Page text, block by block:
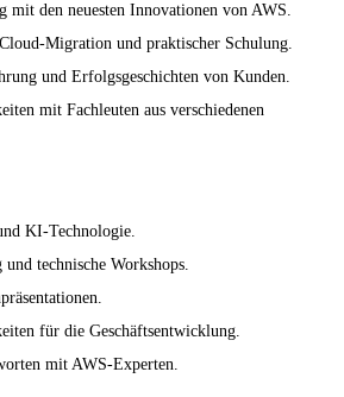
mit den neuesten Innovationen von AWS.
Migration und praktischer Schulung.
und Erfolgsgeschichten von Kunden.
mit Fachleuten aus verschiedenen
KI-Technologie.
technische Workshops.
für die Geschäftsentwicklung.
mit AWS-Experten.